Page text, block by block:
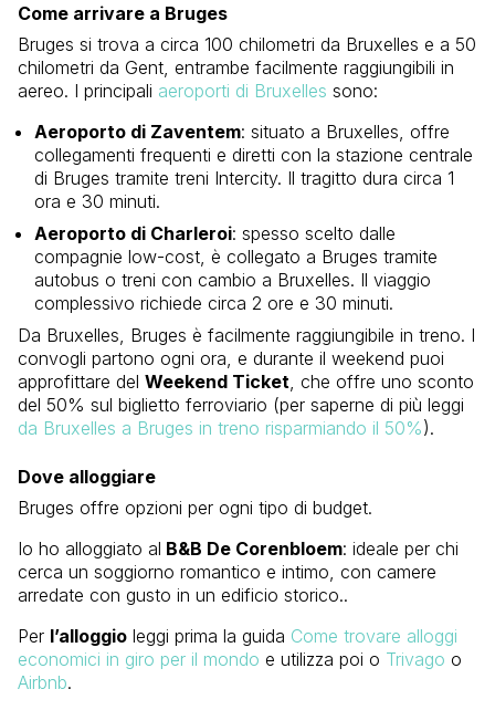
Come arrivare a Bruges
Bruges si trova a circa 100 chilometri da Bruxelles e a 50
chilometri da Gent, entrambe facilmente raggiungibili in
aereo. I principali aeroporti di Bruxelles sono:
Aeroporto di Zaventem: situato a Bruxelles, offre
collegamenti frequenti e diretti con la stazione centrale
di Bruges tramite treni Intercity. Il tragitto dura circa 1
ora e 30 minuti.
Aeroporto di Charleroi: spesso scelto dalle
compagnie low-cost, è collegato a Bruges tramite
autobus o treni con cambio a Bruxelles. Il viaggio
complessivo richiede circa 2 ore e 30 minuti.
Da Bruxelles, Bruges è facilmente raggiungibile in treno. I
convogli partono ogni ora, e durante il weekend puoi
approfittare del Weekend Ticket , che offre uno sconto
del 50% sul biglietto ferroviario (per saperne di più leggi
da Bruxelles a Bruges in treno risparmiando il 50%).
Dove alloggiare
Bruges offre opzioni per ogni tipo di budget.
Io ho alloggiato al B&B De Corenbloem: ideale per chi
cerca un soggiorno romantico e intimo, con camere
arredate con gusto in un edificio storico..
Per l’alloggio leggi prima la guida Come trovare alloggi
economici in giro per il mondo e utilizza poi o Trivago o
Airbnb.